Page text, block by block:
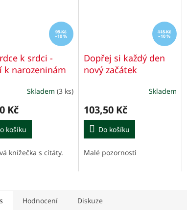
99 Kč
–10 %
k srdci -
k narozeninám
Skladem (3 ks)
Kč
košíku
knížečka s citáty.
115 Kč
–10 %
Dopřej si každý den
nový začátek
Skladem
103,50 Kč
Do košíku
Malé pozornosti
Hodnocení Diskuze